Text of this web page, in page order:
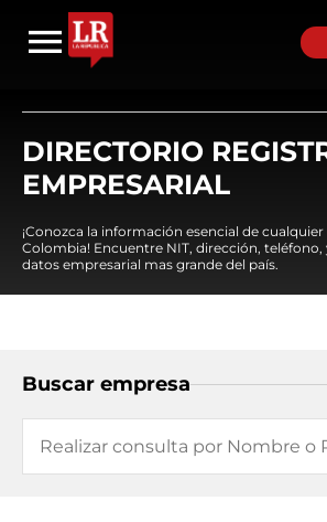
DIRECTORIO
EMPRESARIAL
¡Conozca la información esencial de
Colombia! Encuentre NIT, dirección, teléfono,
datos empresarial mas grande del país.
Buscar empresa